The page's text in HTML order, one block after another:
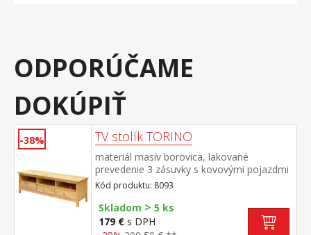
ODPORÚČAME
DOKÚPIŤ
-38% TV stolík TORINO
materiál masív borovica, lakované
prevedenie 3 zásuvky s kovovými pojazdmi
Kód produktu: 8093
Skladom > 5 ks
179 € s DPH